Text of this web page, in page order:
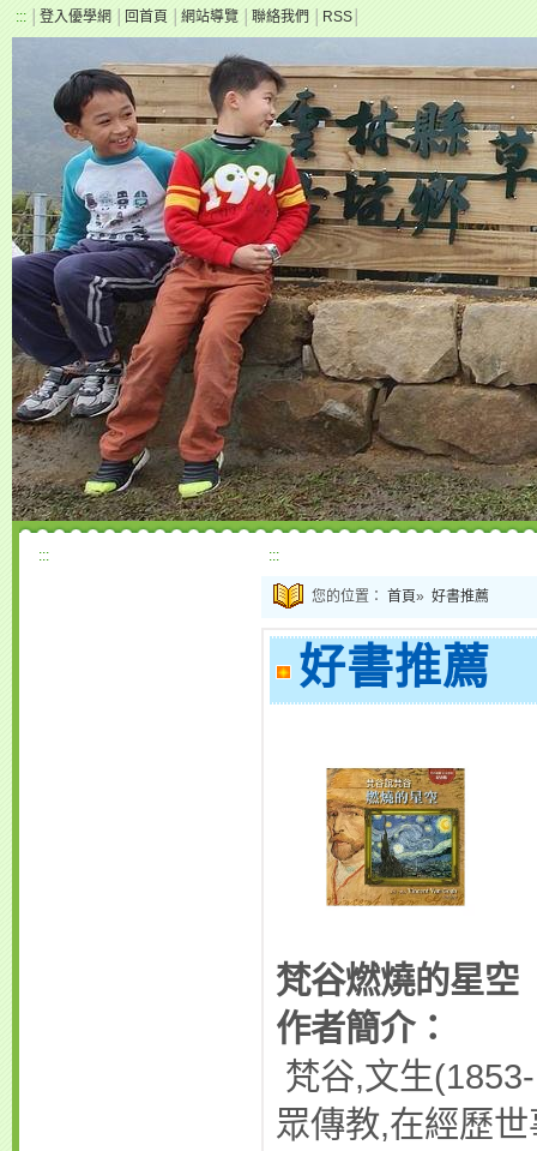
::: 登入優學網 回首頁 網站導覽 聯絡我們 RSS
::: :::
您的位置： 首頁» 好書推薦
好書推薦
梵谷燃燒的星空
作者簡介：
梵谷,文生
眾傳教,在經歷